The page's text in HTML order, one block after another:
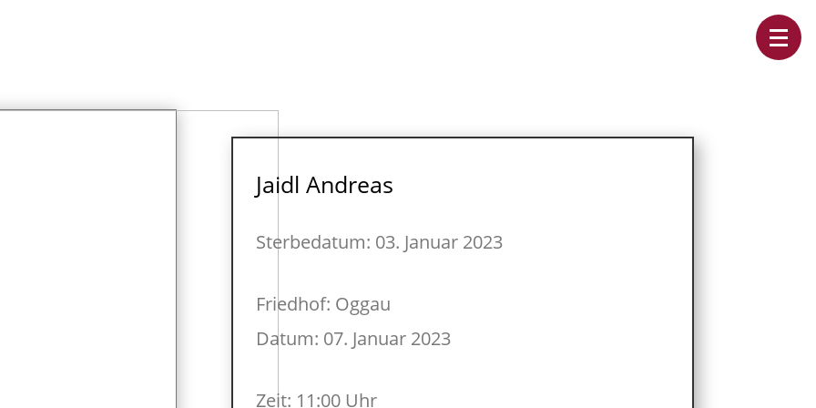
Jaidl Andreas
Sterbedatum: 03. Januar 2023
Friedhof: Oggau
Datum: 07. Januar 2023
Zeit: 11:00 Uhr